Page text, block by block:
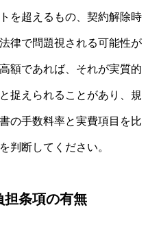
を超えるもの、契約解除時
律で問題視される可能性が
額であれば、それが実質的
捉えられることがあり、規
の手数料率と実費項目を比
判断してください。
担条項の有無